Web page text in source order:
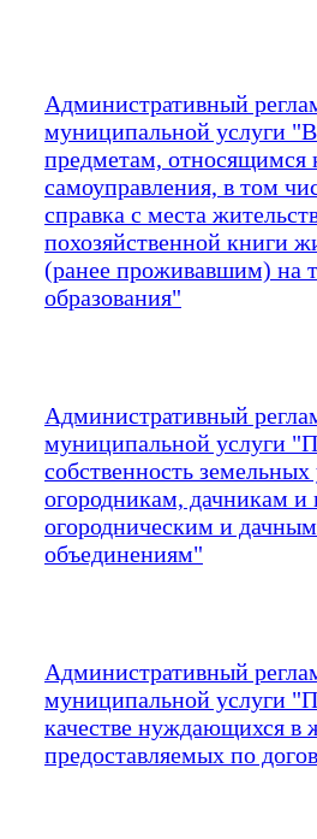
Административный
муниципальной услуги
предметам, относящимся
самоуправления, в том
справка с места
похозяйственной книги
(ранее проживавшим) на
образования"
Административный
муниципальной услуги
собственность земельных
огородникам, дачникам и
огородническим и
объединениям"
Административный
муниципальной услуги
качестве нуждающихся
предоставляемых по